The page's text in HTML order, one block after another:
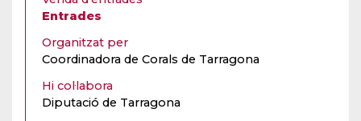
Entrades
Organitzat per
Coordinadora de Corals de Tarragona
Hi col·labora
Diputació de Tarragona